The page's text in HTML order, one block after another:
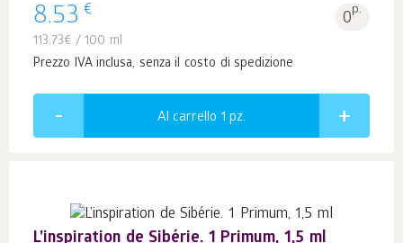
8.53 € 0p.
113.73€ / 100 ml
Prezzo IVA inclusa, senza il costo di spedizione
Al carrello 1 pz.
L’inspiration de Sibérie. 1 Primum, 1,5 ml